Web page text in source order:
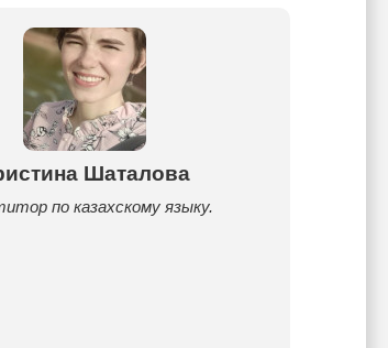
Шаталова
по казахскому языку.